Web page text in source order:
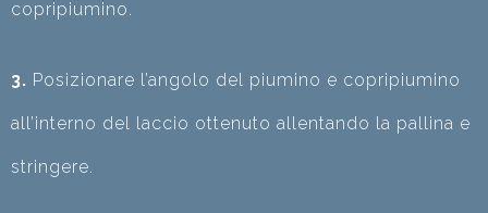
copripiumino.
3. Posizionare l’angolo del piumino e copripiumino
all’interno del laccio ottenuto allentando la pallina e
stringere.